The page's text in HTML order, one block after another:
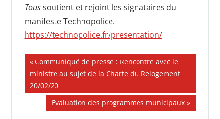
Toussoutient et rejoint les signataires du
manifeste Technopolice.
https://technopolice.fr/presentation/
Navigation
de
l’article
Publication
précédente :
Communiqué de presse : Rencontre avec le
ministre au sujet de la Charte du Relogement
20/02/20
Publication
suivante :
Evaluation des programmes municipaux